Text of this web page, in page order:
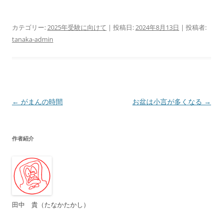
カテゴリー:2025年受験に向けて | 投稿日:2024年8月13日 | 投稿者:
tanaka-admin
投
ビ
ー
シ
← がまんの時間 お盆は小言が多くなる →
作者紹介
田中 貴（たなかたかし）